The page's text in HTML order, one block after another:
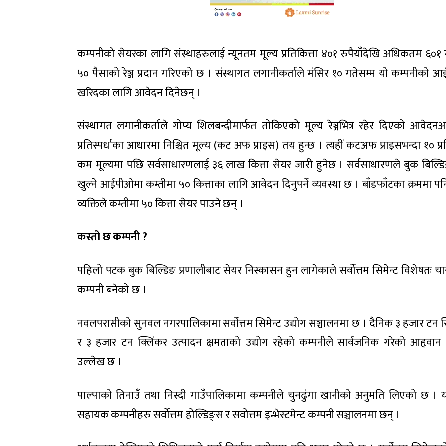
कम्पनीको सेयरका लागि संस्थाहरुलाई न्यूनतम मूल्य प्रतिकित्ता ४०१ रुपैयाँदेखि अधिकतम ६०१
५० पैसाको रेञ्ज प्रदान गरिएको छ । संस्थागत लगानीकर्ताले मंसिर १० गतेसम्म यो कम्पनीको
खरिदका लागि आवेदन दिनेछन् ।
संस्थागत लगानीकर्ताले गोप्य शिलबन्दीमार्फत तोकिएको मूल्य रेञ्जभित्र रहेर दिएको
प्रतिस्पर्धाका आधारमा निश्चित मूल्य (कट अफ प्राइस) तय हुन्छ । त्यहीं कटअफ प्राइसभन्दा १०
कम मूल्यमा पछि सर्वसाधारणलाई ३६ लाख कित्ता सेयर जारी हुनेछ । सर्वसाधारणले बुक
खुल्ने आईपीओमा कम्तीमा ५० कित्ताका लागि आवेदन दिनुपर्ने व्यवस्था छ । बाँडफाँटका क्रममा
व्यक्तिले कम्तीमा ५० कित्ता सेयर पाउने छन् ।
कस्तो छ कम्पनी ?
पहिलो पटक बुक बिल्डिङ प्रणालीबाट सेयर निस्कासन हुन लागेकाले सर्वोत्तम सिमेन्ट विशेषतः
कम्पनी बनेको छ ।
नवलपरासीको सुनवल नगरपालिकामा सर्वोत्तम सिमेन्ट उद्योग सञ्चालनमा छ । दैनिक ३ हजार टन
र ३ हजार टन क्लिंकर उत्पादन क्षमताको उद्योग रहेको कम्पनीले सार्वजनिक गरेको आहृवान
उल्लेख छ ।
पाल्पाको तिनाउँ तथा निस्दी गाउँपालिकामा कम्पनीले चुनढुंगा खानीको अनुमति लिएको छ ।
सहायक कम्पनीहरु सर्वोत्तम होल्डिङ्स र सवोत्तम इन्भेस्टमेन्ट कम्पनी सञ्चालनमा छन् ।